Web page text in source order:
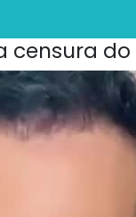
censura do